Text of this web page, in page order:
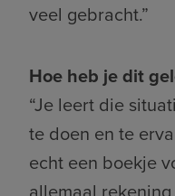
veel gebracht.”
Hoe heb je dit
“Je leert die
te doen en te
echt een boekje